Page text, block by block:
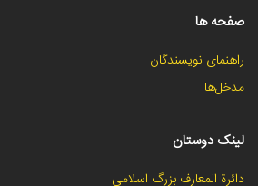
صفحه ها
راهنمای نویسندگان
مدخل‌ها
لینک دوستان
دائرة المعارف بزرگ اسلامی